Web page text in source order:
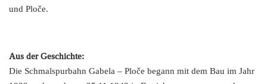
und Ploče.
Aus der Geschichte:
Die Schmalspurbahn Gabela – Ploče begann mit dem Bau im Jahr